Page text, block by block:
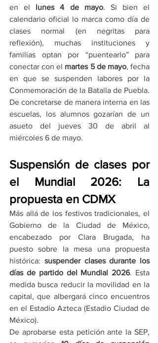
en el lunes 4 de mayo. Si bien el
calendario oficial lo marca como día de
clases normal (en negritas para
reflexión), muchas instituciones y
familias optan por “puentearlo” para
conectar con el martes 5 de mayo, fecha
en que se suspenden labores por la
Conmemoración de la Batalla de Puebla.
De concretarse de manera interna en las
escuelas, los alumnos gozarían de un
asueto del jueves 30 de abril al
miércoles 6 de mayo.
Suspensión de clases por
el Mundial 2026: La
propuesta en CDMX
Más allá de los festivos tradicionales, el
Gobierno de la Ciudad de México,
encabezado por Clara Brugada, ha
puesto sobre la mesa una propuesta
histórica: suspender clases durante los
días de partido del Mundial 2026. Esta
medida busca reducir la movilidad en la
capital, que albergará cinco encuentros
en el Estadio Azteca (Estadio Ciudad de
México).
De aprobarse esta petición ante la SEP,